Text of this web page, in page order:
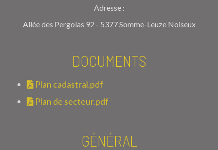
Adresse :
Allée des Pergolas 92 - 5377 Somme-Leuze Noiseux
DOCUMENTS
Plan cadastral.pdf
Plan de secteur.pdf
GÉNÉRAL